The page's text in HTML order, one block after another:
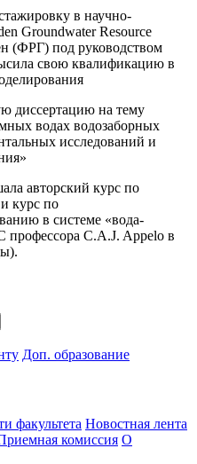
в научно-
Groundwater Resource
(ФРГ) под руководством
свою квалификацию в
диссертацию на тему
водах водозаборных
исследований и
авторский курс по
курс по
в системе «вода-
профессора C.A.J. Appelo в
Доп. образование
факультета Новостная лента
комиссия О